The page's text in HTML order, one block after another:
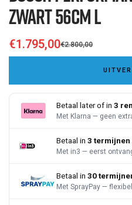
Zwart 56cm L
Sale
€1.795,00
Regular
€2.800,00
Betaal later of in 3
Met Klarna — geen
Betaal in 3 termijnen
Met in3 — eerst
Betaal in 30
Met SprayPay —